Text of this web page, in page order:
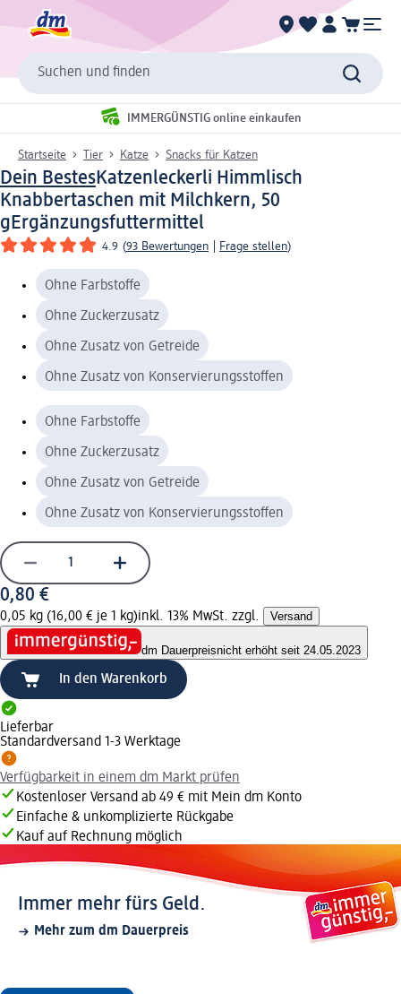
Suchen und finden
IMMERGÜNSTIG online einkaufen
Startseite Tier Katze Snacks für Katzen
Dein BestesKatzenleckerli Himmlisch
Knabbertaschen mit Milchkern, 50
gErgänzungsfuttermittel
4.9 (93 Bewertungen Frage stellen)
Ohne Farbstoffe
Ohne Zuckerzusatz
Ohne Zusatz von Getreide
Ohne Zusatz von Konservierungsstoffen
Ohne Farbstoffe
Ohne Zuckerzusatz
Ohne Zusatz von Getreide
Ohne Zusatz von Konservierungsstoffen
0,80 €
0,05 kg (16,00 € je 1 kg)inkl. 13% MwSt. zzgl. Versand
dm Dauerpreisnicht erhöht seit 24.05.2023
In den Warenkorb
Lieferbar
Standardversand 1-3 Werktage
Verfügbarkeit in einem dm Markt prüfen
Kostenloser Versand ab 49 € mit Mein dm Konto
Einfache & unkomplizierte Rückgabe
Kauf auf Rechnung möglich
Immer mehr fürs Geld.
Mehr zum dm Dauerpreis